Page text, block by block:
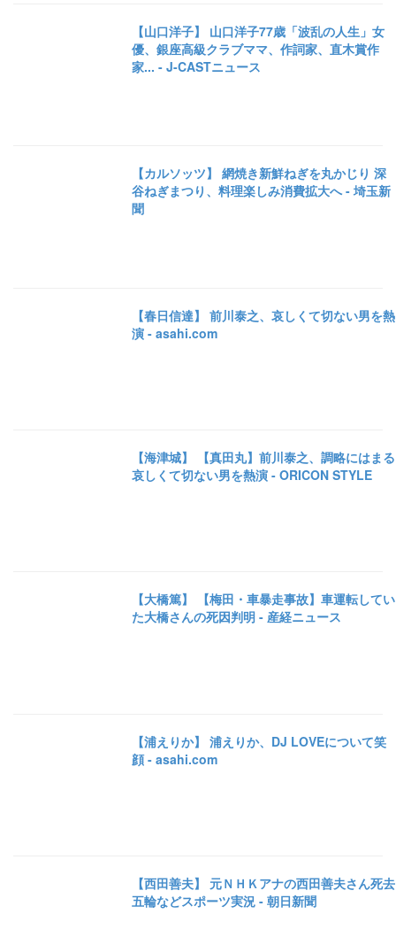
【山口洋子】 山口洋子77歳「波乱の人生」女
優、銀座高級クラブママ、作詞家、直木賞作
家... - J-CASTニュース
【カルソッツ】 網焼き新鮮ねぎを丸かじり 深
谷ねぎまつり、料理楽しみ消費拡大へ - 埼玉新
聞
【春日信達】 前川泰之、哀しくて切ない男を熱
演 - asahi.com
【海津城】 【真田丸】前川泰之、調略にはまる
哀しくて切ない男を熱演 - ORICON STYLE
【大橋篤】 【梅田・車暴走事故】車運転してい
た大橋さんの死因判明 - 産経ニュース
【浦えりか】 浦えりか、DJ LOVEについて笑
顔 - asahi.com
【西田善夫】 元ＮＨＫアナの西田善夫さん死去
五輪などスポーツ実況 - 朝日新聞